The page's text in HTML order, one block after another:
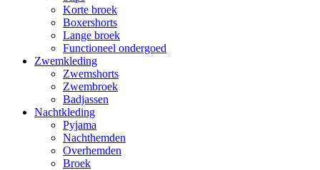
Korte broek
Boxershorts
Lange broek
Functioneel ondergoed
Zwemkleding
Zwemshorts
Zwembroek
Badjassen
Nachtkleding
Pyjama
Nachthemden
Overhemden
Broek